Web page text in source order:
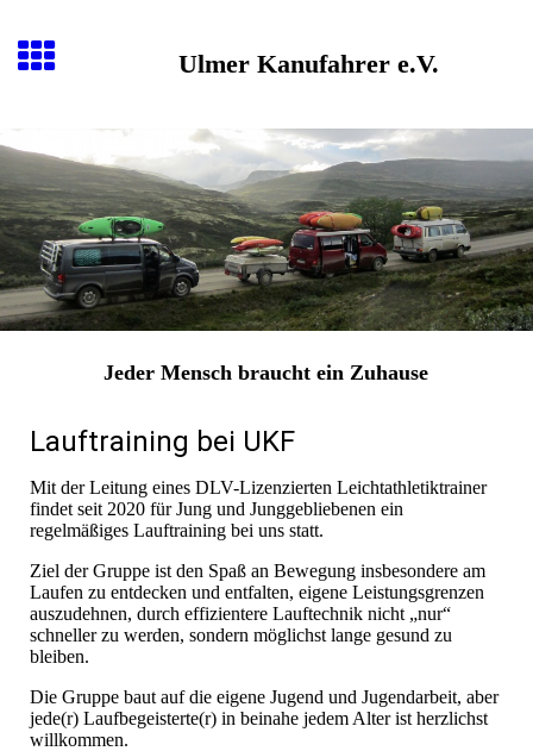
Ulmer Kanufahrer e.V.
Jeder Mensch braucht ein Zuhause
Lauftraining bei UKF
Mit der Leitung eines DLV-Lizenzierten Leichtathletiktrainer
findet seit 2020 für Jung und Junggebliebenen ein
regelmäßiges Lauftraining bei uns statt.
Ziel der Gruppe ist den Spaß an Bewegung insbesondere am
Laufen zu entdecken und entfalten, eigene Leistungsgrenzen
auszudehnen, durch effizientere Lauftechnik nicht „nur“
schneller zu werden, sondern möglichst lange gesund zu
bleiben.
Die Gruppe baut auf die eigene Jugend und Jugendarbeit, aber
jede(r) Laufbegeisterte(r) in beinahe jedem Alter ist herzlichst
willkommen.